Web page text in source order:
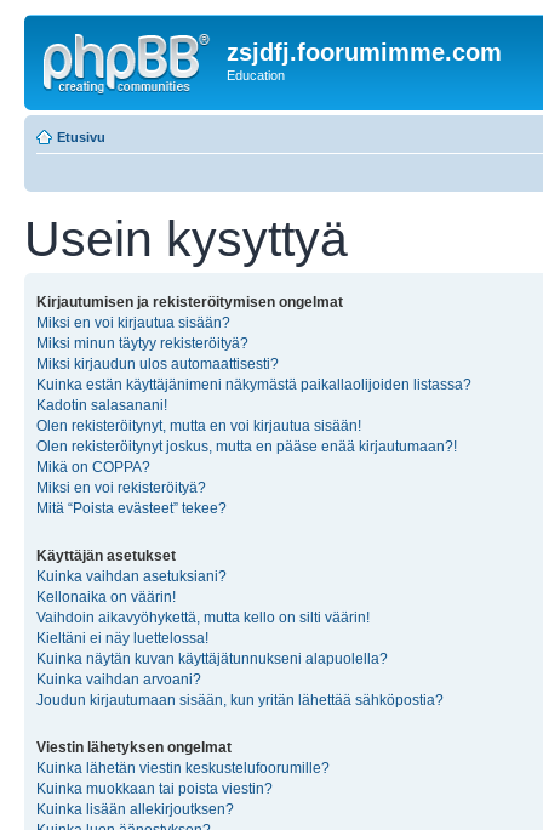
zsjdfj.foorumimme.com
Education
Etusivu
Usein kysyttyä
Kirjautumisen ja rekisteröitymisen ongelmat
Miksi en voi kirjautua sisään?
Miksi minun täytyy rekisteröityä?
Miksi kirjaudun ulos automaattisesti?
Kuinka estän käyttäjänimeni näkymästä paikallaolijoiden listassa?
Kadotin salasanani!
Olen rekisteröitynyt, mutta en voi kirjautua sisään!
Olen rekisteröitynyt joskus, mutta en pääse enää kirjautumaan?!
Mikä on COPPA?
Miksi en voi rekisteröityä?
Mitä “Poista evästeet” tekee?
Käyttäjän asetukset
Kuinka vaihdan asetuksiani?
Kellonaika on väärin!
Vaihdoin aikavyöhykettä, mutta kello on silti väärin!
Kieltäni ei näy luettelossa!
Kuinka näytän kuvan käyttäjätunnukseni alapuolella?
Kuinka vaihdan arvoani?
Joudun kirjautumaan sisään, kun yritän lähettää sähköpostia?
Viestin lähetyksen ongelmat
Kuinka lähetän viestin keskustelufoorumille?
Kuinka muokkaan tai poista viestin?
Kuinka lisään allekirjoutksen?